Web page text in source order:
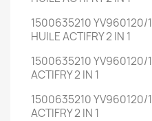
1500635210 YV960120/
HUILE ACTIFRY 2 IN 1
1500635210 YV960120/
ACTIFRY 2 IN 1
1500635210 YV960120/
ACTIFRY 2 IN 1